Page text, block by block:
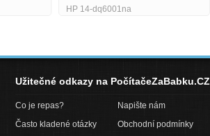
HP 14-dq6001na
Užitečné odkazy na PočítačeZaBabku.CZ
Co je repas?
Často kladené otázky
Napište nám
Obchodní podmínky